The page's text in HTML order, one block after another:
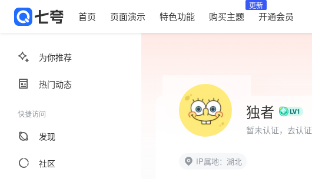
首页 页面演示 特色功能 购买主题
更新
开通会员
为你推荐
热门动态
快捷访问
发现
社区
独者
暂未认证，去认证
IP属地：湖北